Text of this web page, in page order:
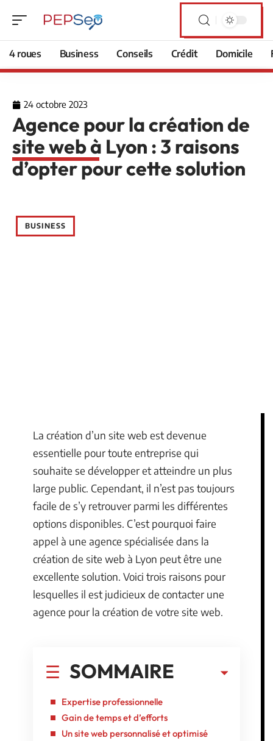
4 roues Business Conseils Crédit Domicile
24 octobre 2023
Agence pour la création de
site web à Lyon : 3 raisons
d’opter pour cette solution
BUSINESS
La création d’un site web est devenue
essentielle pour toute entreprise qui
souhaite se développer et atteindre un plus
large public. Cependant, il n’est pas toujours
facile de s’y retrouver parmi les différentes
options disponibles. C’est pourquoi faire
appel à une agence spécialisée dans la
création de site web à Lyon peut être une
excellente solution. Voici trois raisons pour
lesquelles il est judicieux de contacter une
agence pour la création de votre site web.
SOMMAIRE
Expertise professionnelle
Gain de temps et d’efforts
Un site web personnalisé et optimisé